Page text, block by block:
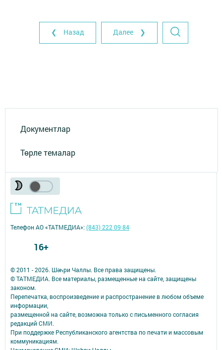
❮ Назад Далее ❯
Документлар
Төрле темалар
© 2011 - 2026. Шәһри Чаллы. Все права защищены.
© ТАТМЕДИА. Все материалы, размещенные на сайте, защищены
законом.
Перепечатка, воспроизведение и распространение в любом объеме
информации,
размещенной на сайте, возможна только с письменного согласия
редакций СМИ.
При поддержке Республиканского агентства по печати и массовым
коммуникациям.
Телефон АО «ТАТМЕДИА»:(843) 222 09 84
16+